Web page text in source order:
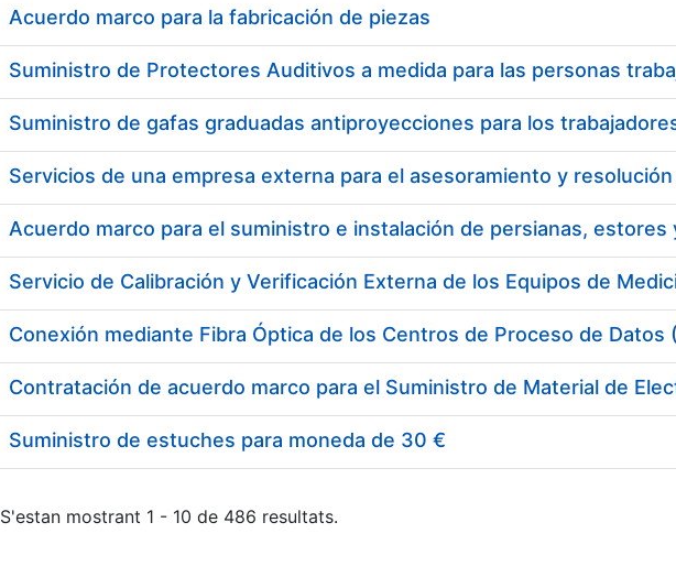
Acuerdo marco para la fabricación de piezas
Acuerdo marco para el suministro e instalación de persianas,
Suministro de estuches para moneda de 30 €
S'estan mostrant 1 - 10 de 486 resultats.